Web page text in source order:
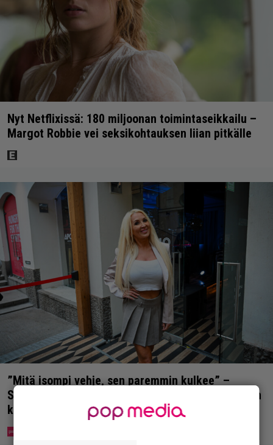
Nyt Netflixissä: 180 miljoonan toimintaseikkailu –
Margot Robbie vei seksikohtauksen liian pitkälle
”Mitä isompi vehje, sen paremmin kulkee” –
Susanna Penttilä suuntasi Bangbussinsa Helsingin
keskustaan